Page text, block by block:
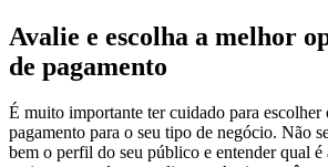
Avalie e escolha a melhor
de pagamento
É muito importante ter cuidado para
pagamento para o seu tipo de negócio. Não
bem o perfil do seu público e entender qual é